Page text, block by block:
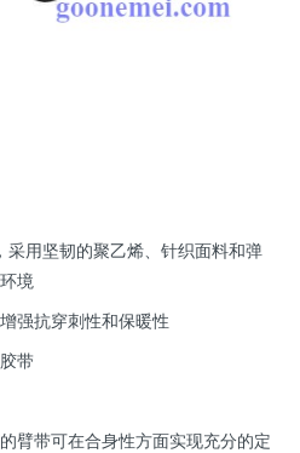
采用坚韧的聚乙烯、针织面料和弹
境
强抗穿刺性和保暖性
带
臂带可在合身性方面实现充分的定